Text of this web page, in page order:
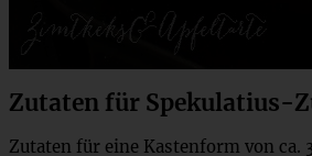
Zutaten für Spekulatius-
Zutaten für eine Kastenform von ca.